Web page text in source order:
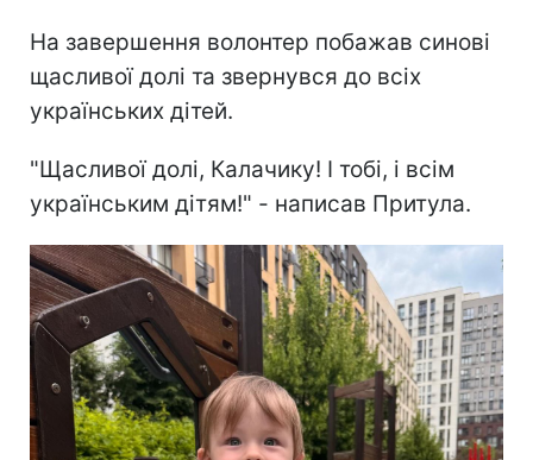
На завершення волонтер побажав синові
щасливої долі та звернувся до всіх
українських дітей.
"Щасливої долі, Калачику! І тобі, і всім
українським дітям!" - написав Притула.